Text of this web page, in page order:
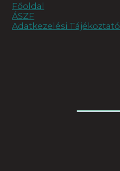
Főoldal
ÁSZF
Adatkezelési Tájékoztató